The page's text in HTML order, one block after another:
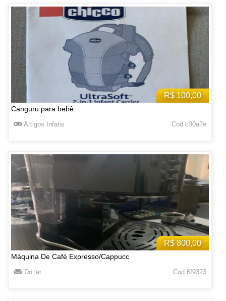
R$ 100,00
Canguru para bebê
Artigos Infatis Cod c30a7e
R$ 800,00
Máquina De Café Expresso/Cappucc
Do lar Cod 6f9323